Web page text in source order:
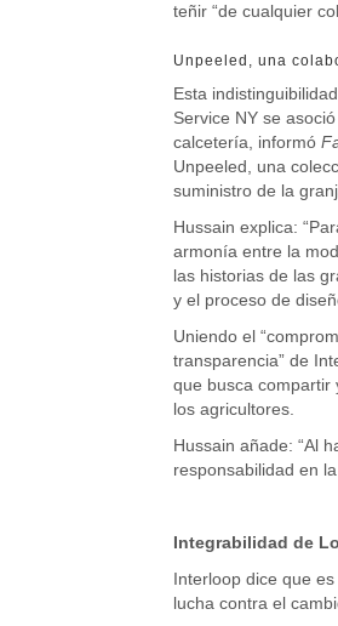
teñir “de cualquier
Unpeeled, una
Esta
Service NY se
calcetería, informó
Unpeeled, una
suministro de la
Hussain explica:
armonía entre la
las historias de las
y el proceso de
Uniendo el
transparencia” de
que busca compartir
los agricultores.
Hussain añade: “Al
responsabilidad en
Integrabilidad de
Interloop dice que
lucha contra el